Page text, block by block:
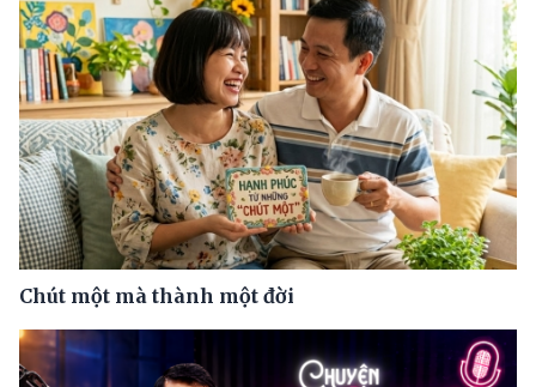
Chút một mà thành một đời